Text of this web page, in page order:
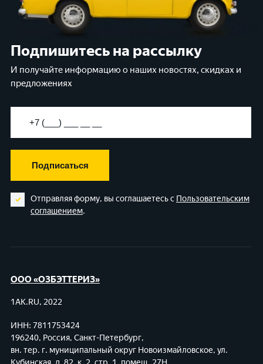
Подпишитесь на рассылку
И получайте информацию о наших новостях, скидках и
предложениях
Подписаться
Отправляя форму, вы соглашаетесь с Пользовательским
соглашением.
ООО «ОЗБЭТТЕРИЗ»
1AK.RU, 2022
ИНН: 7811753424
196240, Россия, Санкт-Петербург,
вн. тер. г. муниципальный округ Новоизмайловское, ул.